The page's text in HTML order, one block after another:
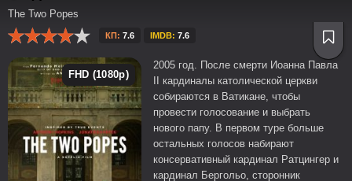
The Two Popes
КП: 7.6 IMDB: 7.6
FHD (1080p)
2005 год. После смерти Иоанна Павла
II кардиналы католической церкви
собираются в Ватикане, чтобы
провести голосование и выбрать
нового папу. В первом туре больше
остальных голосов набирают
консервативный кардинал Ратцингер и
кардинал Бергольо, сторонник